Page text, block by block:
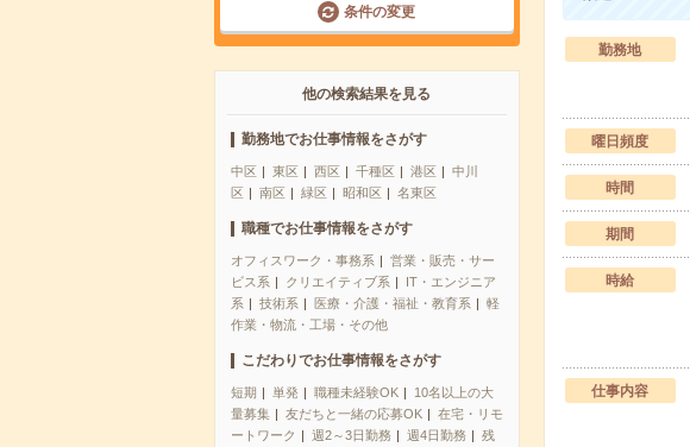
条件の変更
他の検索結果を見る
勤務地でお仕事情報をさがす
中区 東区 西区 千種区 港区
中川
区
南区 緑区 昭和区 名東区
職種でお仕事情報をさがす
オフィスワーク・事務系
営業・販売・サー
ビス系
クリエイティブ系
IT・エンジニア
系
技術系 医療・介護・福祉・教育系
軽
作業・物流・工場・その他
こだわりでお仕事情報をさがす
短期 単発 職種未経験OK
10名以上の大
量募集
友だちと一緒の応募OK
在宅・リモ
ートワーク
週2～3日勤務 週4日勤務
残
勤務地
曜日頻度
時間
期間
時給
仕事内容